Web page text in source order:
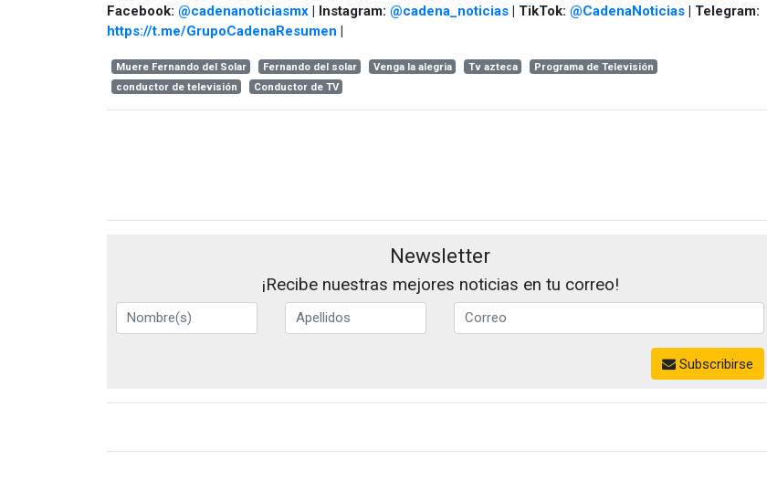
Facebook: @cadenanoticiasmx | Instagram: @cadena_noticias | TikTok: @CadenaNoticias | Telegram:
https://t.me/GrupoCadenaResumen |
Muere Fernando del Solar Fernando del solar Venga la alegria Tv azteca
Programa de Televisión
conductor de televisión
Conductor de TV
Newsletter
¡Recibe nuestras mejores noticias en tu correo!
Subscribirse